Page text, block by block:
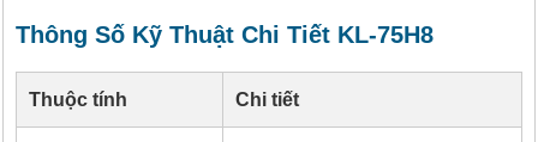
Thông Số Kỹ Thuật Chi Tiết KL-75H8
Thuộc tính Chi tiết